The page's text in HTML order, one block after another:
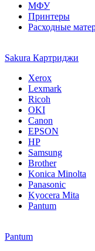
МФУ
Принтеры
Расходные
Sakura Картриджи
Xerox
Lexmark
Ricoh
OKI
Canon
EPSON
HP
Samsung
Brother
Konica Minolta
Panasonic
Kyocera Mita
Pantum
Pantum